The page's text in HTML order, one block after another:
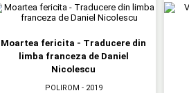
Moartea fericita - Traducere din
limba franceza de Daniel
Nicolescu
POLIROM - 2019